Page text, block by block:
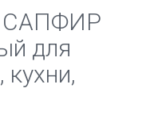
САПФИР
для
кухни,